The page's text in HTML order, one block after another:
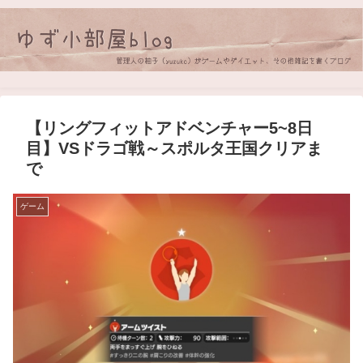
【リングフィットアドベンチャー5~8日
目】VSドラゴ戦～スポルタ王国クリアま
で
ゲーム